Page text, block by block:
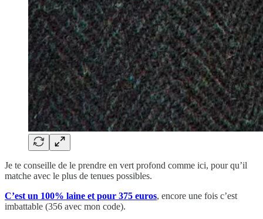
Je te conseille de le prendre en vert profond comme ici, pour qu’il
matche avec le plus de tenues possibles.
C’est un 100% laine et pour 375 euros, encore une fois c’est
imbattable (356 avec mon code).